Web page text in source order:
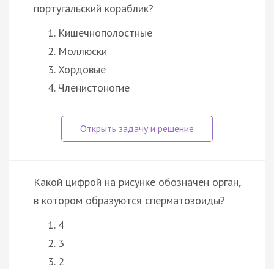
португальский кораблик?
Кишечнополостные
Моллюски
Хордовые
Членистоногие
Какой цифрой на рисунке обозначен орган,
в котором образуются сперматозоиды?
4
3
2